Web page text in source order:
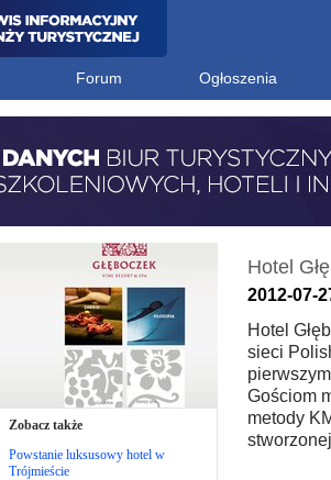
Forum Ogłoszenia
Zobacz także
Powstanie luksusowy hotel w
Trójmieście
Hotel
2012-07-
Hotel
sieci
Gościom
metody